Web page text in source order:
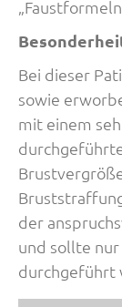
Bei dieser
sowie
mit einem
der
und sollte
durchgeführt